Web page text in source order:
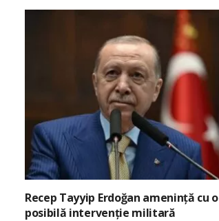
Recep Tayyip Erdoğan amenință cu o
posibilă intervenție militară